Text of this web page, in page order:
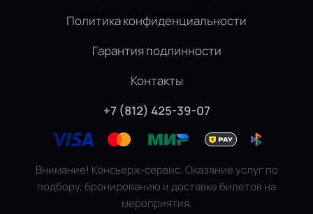
Политика конфиденциальности
Гарантия подлинности
Контакты
+7 (812) 425-39-07
Внимание! Консьерж-сервис. Оказание услуг по
подбору, бронированию и доставке билетов на
мероприятия.